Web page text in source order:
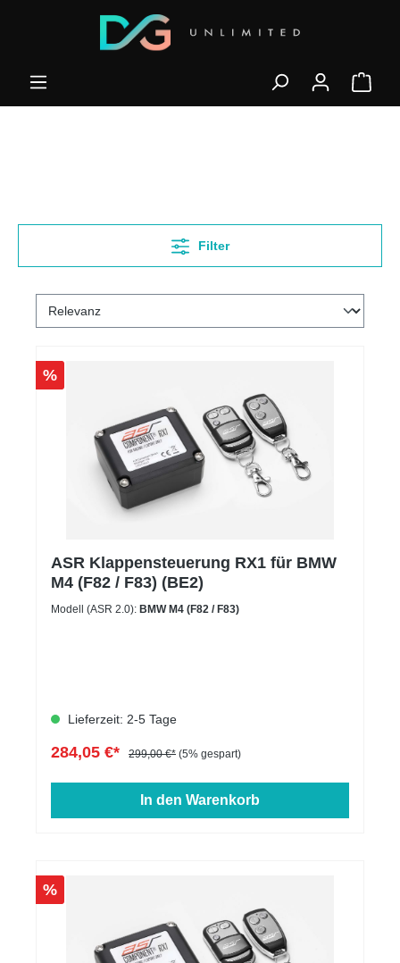
Filter
%
ASR Klappensteuerung RX1 für BMW
M4 (F82 / F83) (BE2)
Modell (ASR 2.0): BMW M4 (F82 / F83)
Lieferzeit: 2-5 Tage
284,05 €* 299,00 €* (5% gespart)
In den Warenkorb
%